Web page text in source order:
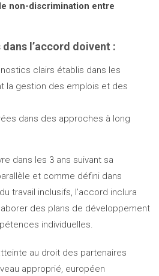
non-discrimination entre
l’accord doivent :
clairs établis dans les
la gestion des emplois et des
dans des approches à long
dans les 3 ans suivant sa
et comme défini dans
travail inclusifs, l’accord inclura
des plans de développement
individuelles.
au droit des partenaires
approprié, européen